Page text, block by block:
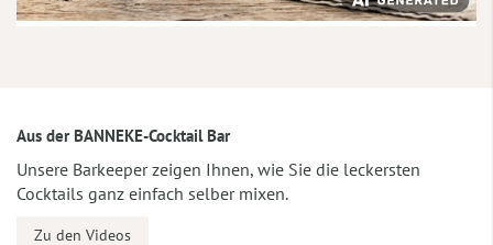
Aus der BANNEKE-Cocktail Bar
Unsere Barkeeper zeigen Ihnen, wie Sie die leckersten
Cocktails ganz einfach selber mixen.
Zu den Videos